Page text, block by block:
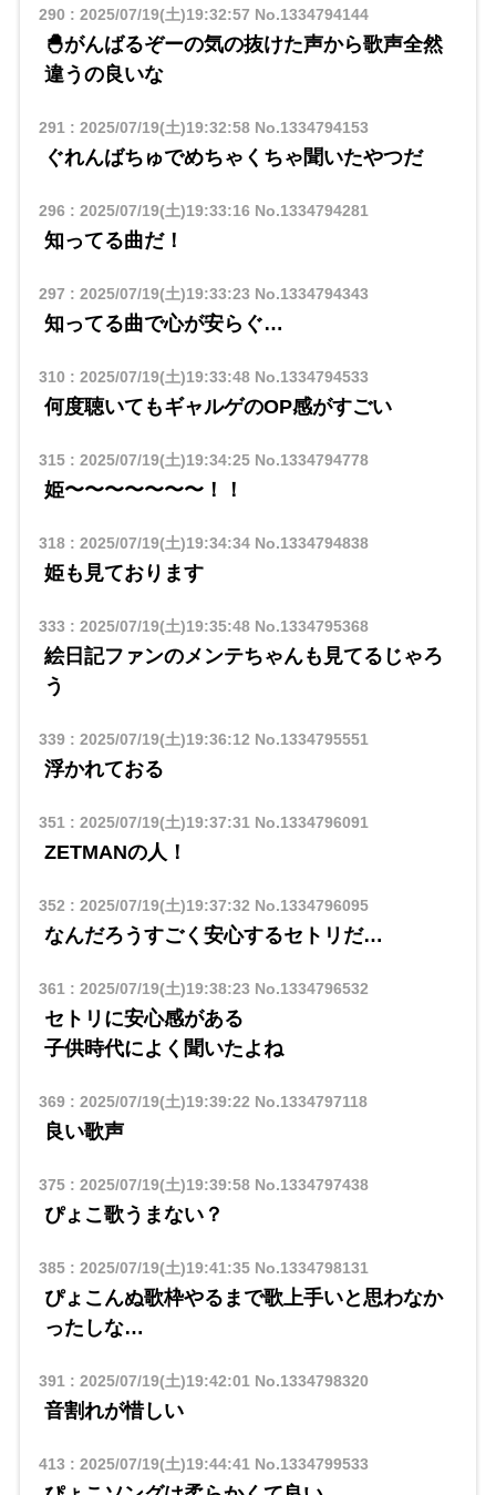
290 : 2025/07/19(土)19:32:57 No.1334794144
🐣がんばるぞーの気の抜けた声から歌声全然
違うの良いな
291 : 2025/07/19(土)19:32:58No.1334794153
ぐれんばちゅでめちゃくちゃ聞いたやつだ
296 : 2025/07/19(土)19:33:16 No.1334794281
知ってる曲だ！
297 : 2025/07/19(土)19:33:23 No.1334794343
知ってる曲で心が安らぐ…
310 : 2025/07/19(土)19:33:48No.1334794533
何度聴いてもギャルゲのOP感がすごい
315: 2025/07/19(土)19:34:25No.1334794778
姫〜〜〜〜〜〜〜！！
318: 2025/07/19(土)19:34:34No.1334794838
姫も見ております
333 : 2025/07/19(土)19:35:48No.1334795368
絵日記ファンのメンテちゃんも見てるじゃろ
う
339: 2025/07/19(土)19:36:12 No.1334795551
浮かれておる
351 : 2025/07/19(土)19:37:31 No.1334796091
ZETMANの人！
352 : 2025/07/19(土)19:37:32 No.1334796095
なんだろうすごく安心するセトリだ…
361 : 2025/07/19(土)19:38:23 No.1334796532
セトリに安心感がある
子供時代によく聞いたよね
369: 2025/07/19(土)19:39:22 No.1334797118
良い歌声
375: 2025/07/19(土)19:39:58No.1334797438
ぴょこ歌うまない？
385: 2025/07/19(土)19:41:35No.1334798131
ぴょこんぬ歌枠やるまで歌上手いと思わなか
ったしな…
391 : 2025/07/19(土)19:42:01 No.1334798320
音割れが惜しい
413 : 2025/07/19(土)19:44:41 No.1334799533